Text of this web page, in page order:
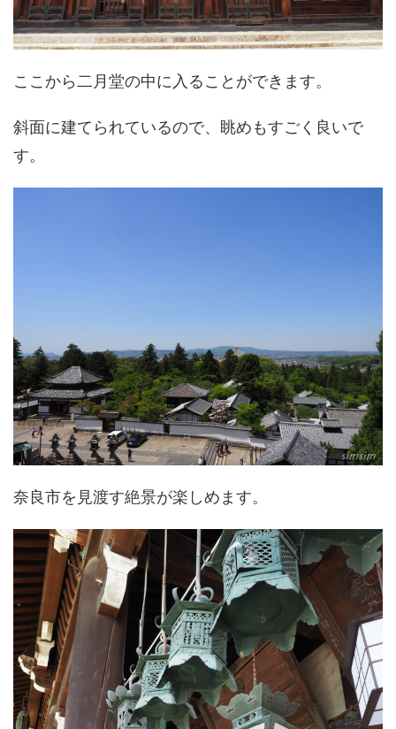
ここから二月堂の中に入ることができます。
斜面に建てられているので、眺めもすごく良いで
す。
奈良市を見渡す絶景が楽しめます。